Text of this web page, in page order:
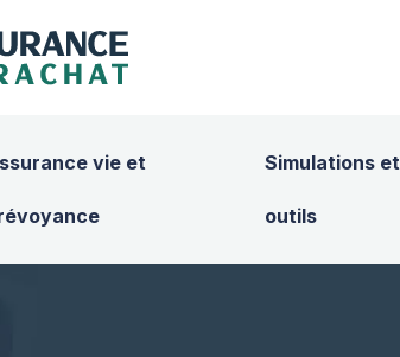
vie et Simulations et
outils